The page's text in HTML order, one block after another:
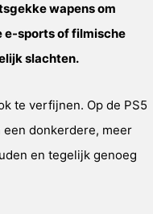
wapens om
e-sports of filmische
slachten.
te verfijnen. Op de PS5
donkerdere, meer
en tegelijk genoeg